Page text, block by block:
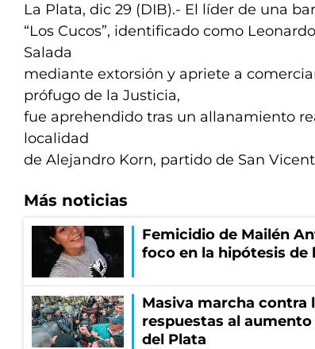
La Plata, dic 29 (DIB).- El líder de una
“Los Cucos”, identificado como
Salada
mediante extorsión y apriete a
prófugo de la Justicia,
fue aprehendido tras un allanamiento
localidad
de Alejandro Korn, partido de San
Más noticias
Femicidio de Mailén
foco en la hipótesis de
Masiva marcha contra
respuestas al
del Plata